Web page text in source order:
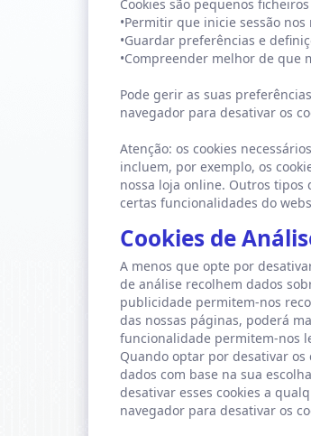
Cookies são pequenos
•Permitir que inicie sessão nos
•Guardar preferências e
•Compreender melhor de que
Pode gerir as suas
navegador para desativar os
Atenção: os cookies
incluem, por exemplo, os
nossa loja online. Outros
certas funcionalidades do
Cookies de
A menos que opte por
de análise recolhem dados
publicidade permitem-nos
das nossas páginas, poderá
funcionalidade permitem-nos
Quando optar por desativar
dados com base na sua
desativar esses cookies a
navegador para desativar os